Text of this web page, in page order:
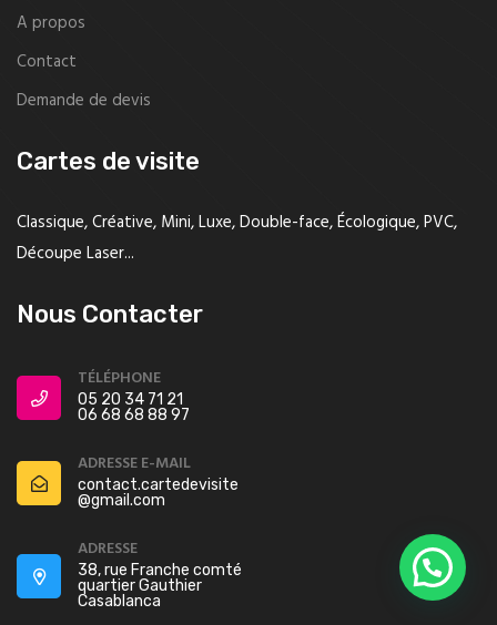
A propos
Contact
Demande de devis
Cartes de visite
Classique, Créative, Mini, Luxe, Double-face, Écologique, PVC,
Découpe Laser...
Nous Contacter
TÉLÉPHONE
05 20 34 71 21
06 68 68 88 97
ADRESSE E-MAIL
contact.cartedevisite
@gmail.com
ADRESSE
38, rue Franche comté
quartier Gauthier
Casablanca